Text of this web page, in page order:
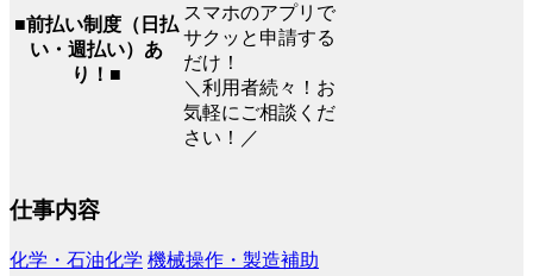
■前払い制度（日払
い・週払い）あ
り！■
スマホのアプリで
サクッと申請する
だけ！
＼利用者続々！お
気軽にご相談くだ
さい！／
仕事内容
化学・石油化学 機械操作・製造補助